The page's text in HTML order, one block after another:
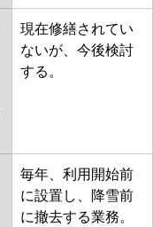
現在修繕されてい
ないが、今後検討
する。
毎年、利用開始前
に設置し、降雪前
に撤去する業務。